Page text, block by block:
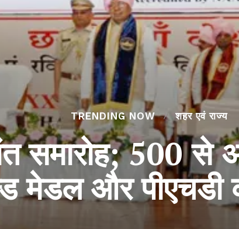
TRENDING NOW शहर एवं राज्य
समारोह; 500 से
मेडल और पीएचडी